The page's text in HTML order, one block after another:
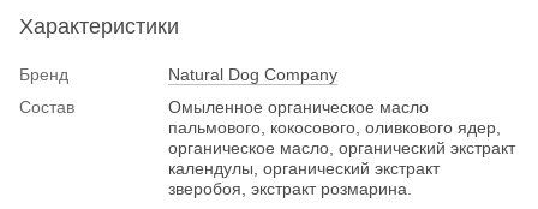
Характеристики
Бренд
Natural Dog Company
Состав
Омыленное органическое масло
пальмового, кокосового, оливкового ядер,
органическое масло, органический экстракт
календулы, органический экстракт
зверобоя, экстракт розмарина.